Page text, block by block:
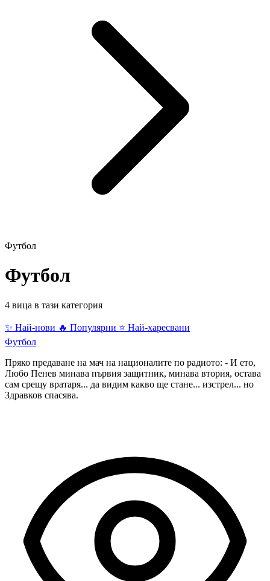
Футбол
Футбол
4 вица в тази категория
✨ Най-нови 🔥 Популярни ⭐ Най-харесвани
Футбол
Пряко предаване на мач на националите по радиото: - И ето,
Любо Пенев минава първия защитник, минава втория, остава
сам срещу вратаря... да видим какво ще стане... изстрел... но
Здравков спасява.